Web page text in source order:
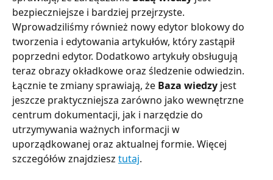
bezpieczniejsze i bardziej przejrzyste.
Wprowadziliśmy również nowy edytor blokowy do
tworzenia i edytowania artykułów, który zastąpił
poprzedni edytor. Dodatkowo artykuły obsługują
teraz obrazy okładkowe oraz śledzenie odwiedzin.
Łącznie te zmiany sprawiają, że Baza wiedzy jest
jeszcze praktyczniejsza zarówno jako wewnętrzne
centrum dokumentacji, jak i narzędzie do
utrzymywania ważnych informacji w
uporządkowanej oraz aktualnej formie. Więcej
szczegółów znajdziesz tutaj.